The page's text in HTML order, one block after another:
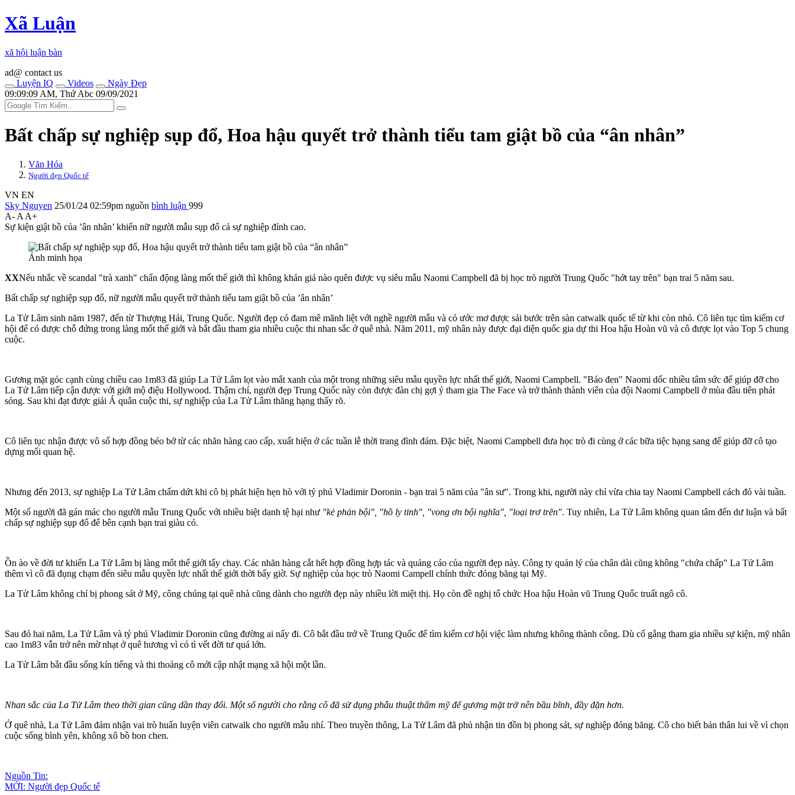
Xã Luận
xã hội luận bàn
ad@ contact us
Luyện IQ
Videos
Ngày Đẹp
09:09:09 AM, Thứ Abc 09/09/2021
Bất chấp sự nghiệp sụp đổ, Hoa hậu quyết trở thành tiểu tam giật bồ của “ân nhân”
Văn Hóa
Người đẹp Quốc tế
VN EN
Sky Nguyen 25/01/24 02:59pm nguồn bình luận 999
A- A A+
Sự kiện giật bồ của ’ân nhân’ khiến nữ người mẫu sụp đổ cả sự nghiệp đỉnh cao.
Ảnh minh họa
XXNếu nhắc về scandal "trà xanh" chấn động làng mốt thế giới thì không khán giả nào quên được vụ siêu mẫu Naomi Campbell đã bị học trò người Trung Quốc "hớt tay trên" bạn trai 5 năm sau.
Bất chấp sự nghiệp sụp đổ, nữ người mẫu quyết trở thành tiểu tam giật bồ của ’ân nhân’
La Tử Lâm sinh năm 1987, đến từ Thượng Hải, Trung Quốc. Người đẹp có đam mê mãnh liệt với nghề người mẫu và có ước mơ được sải bước trên sàn catwalk quốc tế từ khi còn nhỏ. Cô liên tục tìm kiếm cơ
hội để có được chỗ đứng trong làng mốt thế giới và bắt đầu tham gia nhiều cuộc thi nhan sắc ở quê nhà. Năm 2011, mỹ nhân này được đại diện quốc gia dự thi Hoa hậu Hoàn vũ và cô được lọt vào Top 5 chung
cuộc.
Gương mặt góc cạnh cùng chiều cao 1m83 đã giúp La Tử Lâm lọt vào mắt xanh của một trong những siêu mẫu quyền lực nhất thế giới, Naomi Campbell. "Báo đen" Naomi dốc nhiều tâm sức để giúp đỡ cho
La Tử Lâm tiếp cận được với giới mộ điệu Hollywood. Thậm chí, người đẹp Trung Quốc này còn được đàn chị gợi ý tham gia The Face và trở thành thành viên của đội Naomi Campbell ở mùa đầu tiên phát
sóng. Sau khi đạt được giải Á quân cuộc thi, sự nghiệp của La Tử Lâm thăng hạng thấy rõ.
Cô liên tục nhận được vô số hợp đồng béo bở từ các nhãn hàng cao cấp, xuất hiện ở các tuần lễ thời trang đình đám. Đặc biệt, Naomi Campbell đưa học trò đi cùng ở các bữa tiệc hạng sang để giúp đỡ cô tạo
dựng mối quan hệ.
Nhưng đến 2013, sự nghiệp La Tử Lâm chấm dứt khi cô bị phát hiện hẹn hò với tỷ phú Vladimir Doronin - bạn trai 5 năm của "ân sư". Trong khi, người này chỉ vừa chia tay Naomi Campbell cách đó vài tuần.
Một số người đã gán mác cho người mẫu Trung Quốc với nhiều biệt danh tệ hại như "kẻ phản bội", "hồ ly tinh", "vong ơn bội nghĩa", "loại trơ trẽn". Tuy nhiên, La Tử Lâm không quan tâm đến dư luận và bất
chấp sự nghiệp sụp đổ để bên cạnh bạn trai giàu có.
Ồn ào về đời tư khiến La Tử Lâm bị làng mốt thế giới tẩy chay. Các nhãn hàng cắt hết hợp đồng hợp tác và quảng cáo của người đẹp này. Công ty quản lý của chân dài cũng không "chứa chấp" La Tử Lâm
thêm vì cô đã đụng chạm đến siêu mẫu quyền lực nhất thế giới thời bấy giờ. Sự nghiệp của học trò Naomi Campell chính thức đóng băng tại Mỹ.
La Tử Lâm không chỉ bị phong sát ở Mỹ, công chúng tại quê nhà cũng dành cho người đẹp này nhiều lời miệt thị. Họ còn đề nghị tổ chức Hoa hậu Hoàn vũ Trung Quốc truất ngô cô.
Sau đó hai năm, La Tử Lâm và tỷ phú Vladimir Doronin cũng đường ai nấy đi. Cô bắt đầu trở về Trung Quốc để tìm kiếm cơ hội việc làm nhưng không thành công. Dù cố gắng tham gia nhiều sự kiện, mỹ nhân
cao 1m83 vẫn trở nên mờ nhạt ở quê hương vì có tì vết đời tư quá lớn.
La Tử Lâm bắt đầu sống kín tiếng và thi thoảng cô mới cập nhật mạng xã hội một lần.
Nhan sắc của La Tử Lâm theo thời gian cũng dần thay đổi. Một số người cho rằng cô đã sử dụng phẫu thuật thẩm mỹ để gương mặt trở nên bầu bĩnh, đầy đặn hơn.
Ở quê nhà, La Tử Lâm đảm nhận vai trò huấn luyện viên catwalk cho người mẫu nhí. Theo truyền thông, La Tử Lâm đã phủ nhận tin đồn bị phong sát, sự nghiệp đóng băng. Cô cho biết bản thân lui về vì chọn
cuộc sống bình yên, không xô bồ bon chen.
Nguồn Tin:
MỚI: Người đẹp Quốc tế